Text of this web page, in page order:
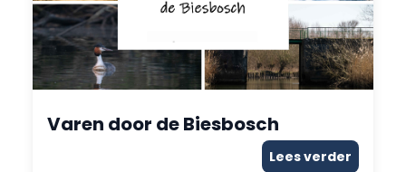
Varen door de Biesbosch
Lees verder